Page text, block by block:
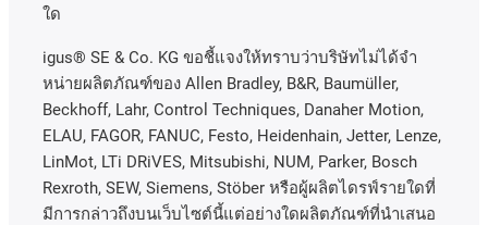
ใด
igus® SE & Co. KG ขอชี้แจงให้ทราบว่าบริษัทไม่ได้จํา
หน่ายผลิตภัณฑ์ของ Allen Bradley, B&R, Baumüller,
Beckhoff, Lahr, Control Techniques, Danaher Motion,
ELAU, FAGOR, FANUC, Festo, Heidenhain, Jetter, Lenze,
LinMot, LTi DRiVES, Mitsubishi, NUM, Parker, Bosch
Rexroth, SEW, Siemens, Stöber หรือผู้ผลิตไดรฟ์รายใดที่
มีการกล่าวถึงบนเว็บไซต์นี้แต่อย่างใดผลิตภัณฑ์ที่นําเสนอ